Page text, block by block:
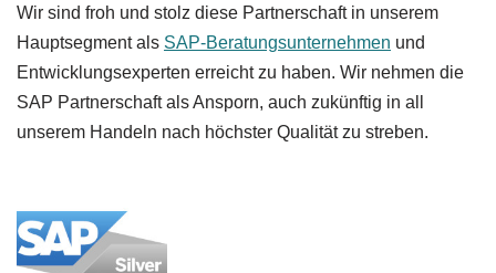
Wir sind froh und stolz diese Partnerschaft in unserem
Hauptsegment als SAP-Beratungsunternehmen und
Entwicklungsexperten erreicht zu haben. Wir nehmen die
SAP Partnerschaft als Ansporn, auch zukünftig in all
unserem Handeln nach höchster Qualität zu streben.